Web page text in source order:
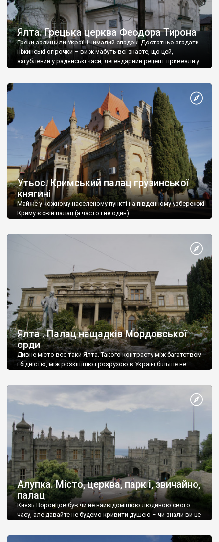
Ялта. Грецька церква Феодора Тирона
Греки залишили Україні чималий спадок. Достатньо згадати
ніжинські огірочки – ви ж мабуть всі знаєте, що цей,
загублений у радянські часи, легендарний рецепт привезли у
Ніжин греки?
Утьос. Кримський палац грузинської
княгині
Майже у кожному населеному пункті на південному узбережжі
Криму є свій палац (а часто і не один).
Ялта . Палац нащадків Мордовської
орди
Дивне місто все таки Ялта. Такого контрасту між багатством
і бідністю, між розкішшю і розрухою в Україні більше не
Алупка. Місто, церква, парк і, звичайно,
палац
Князь Воронцов був чи не найвідомішою людиною свого
часу, але давайте не будемо кривити душею – чи знали ви це